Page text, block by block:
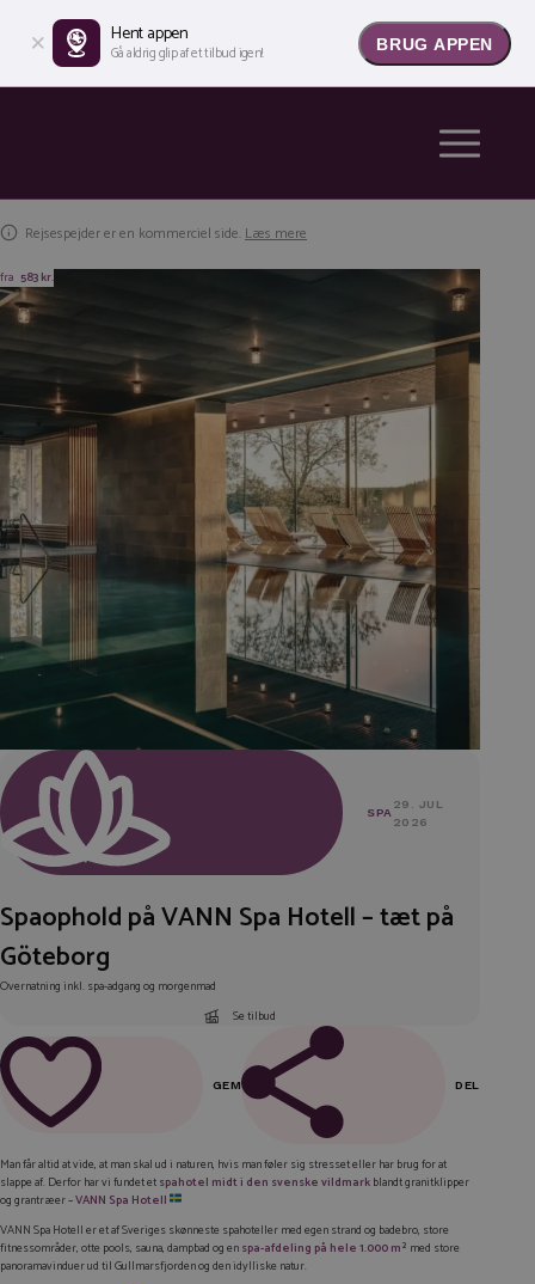
Rejsespejder er en kommerciel side. Læs mere
fra 583 kr.
SPA
29. JUL
2026
Spaophold på VANN Spa Hotell – tæt på
Göteborg
Overnatning inkl. spa-adgang og morgenmad
Se tilbud
GEM DEL
LINKEDIN
TWITTER
Man får altid at vide, at man skal ud i naturen, hvis man føler sig stresset eller har brug for at
slappe af. Derfor har vi fundet etspahotel midt i den svenske vildmarkblandt granitklipper
og grantræer –VANN Spa Hotell
VANN Spa Hotell er et af Sveriges skønneste spahoteller med egen strand og badebro, store
fitnessområder, otte pools, sauna, dampbad og enspa-afdeling på hele 1.000 m² med store
panoramavinduer ud til Gullmarsfjorden og den idylliske natur.
Hent appen
Gå aldrig glip af et tilbud igen! BRUG APPEN